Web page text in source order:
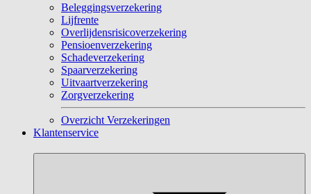
Beleggingsverzekering
Lijfrente
Overlijdensrisicoverzekering
Pensioenverzekering
Schadeverzekering
Spaarverzekering
Uitvaartverzekering
Zorgverzekering
Overzicht Verzekeringen
Klantenservice